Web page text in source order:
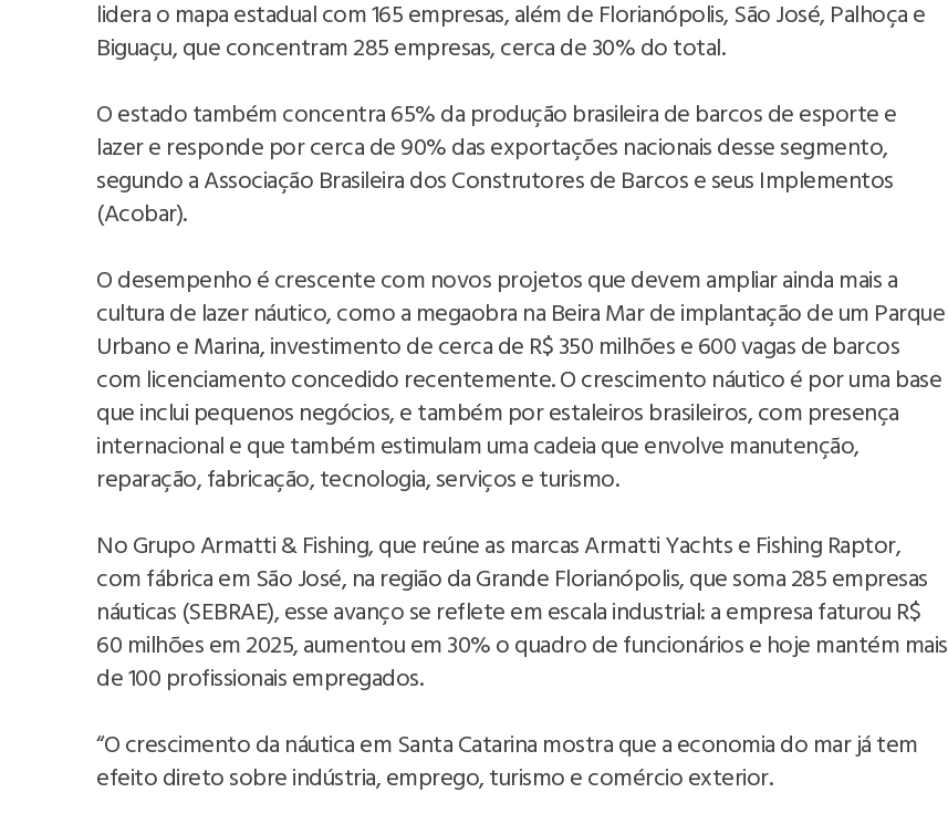
lidera o mapa estadual com 165 empresas, além de Florianópolis, São José, Palhoça e
Biguaçu, que concentram 285 empresas, cerca de 30% do total.
O estado também concentra 65% da produção brasileira de barcos de esporte e
lazer e responde por cerca de 90% das exportações nacionais desse segmento,
segundo a Associação Brasileira dos Construtores de Barcos e seus Implementos
(Acobar).
O desempenho é crescente com novos projetos que devem ampliar ainda mais a
cultura de lazer náutico, como a megaobra na Beira Mar de implantação de um Parque
Urbano e Marina, investimento de cerca de R$ 350 milhões e 600 vagas de barcos
com licenciamento concedido recentemente. O crescimento náutico é por uma base
que inclui pequenos negócios, e também por estaleiros brasileiros, com presença
internacional e que também estimulam uma cadeia que envolve manutenção,
reparação, fabricação, tecnologia, serviços e turismo.
No Grupo Armatti & Fishing, que reúne as marcas Armatti Yachts e Fishing Raptor,
com fábrica em São José, na região da Grande Florianópolis, que soma 285 empresas
náuticas (SEBRAE), esse avanço se reflete em escala industrial: a empresa faturou R$
60 milhões em 2025, aumentou em 30% o quadro de funcionários e hoje mantém mais
de 100 profissionais empregados.
“O crescimento da náutica em Santa Catarina mostra que a economia do mar já tem
efeito direto sobre indústria, emprego, turismo e comércio exterior.